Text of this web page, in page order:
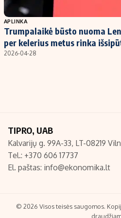
Populiarios temos
Investavimas
Akcijų rinka
Redakcija
Turinio žymėjimo taisyklės
APLINKA
Trumpalaikė būsto nuoma
per kelerius metus rinka
2026-04-28
TIPRO, UAB
Kalvarijų g. 99A-33, LT-08219
Tel.: +370 606 17737
El. paštas: info@ekonomika.lt
© 2026 Visos teisės saugomos.